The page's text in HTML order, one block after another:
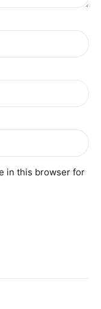
in this browser for